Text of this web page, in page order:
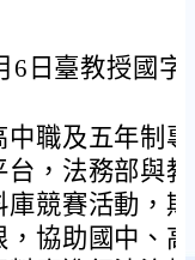
6日臺教授國字
職及五年制
，法務部與
庫競賽活動，
，協助國中、